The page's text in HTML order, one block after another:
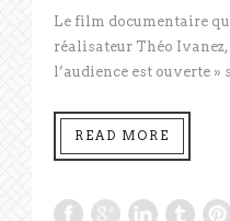
Le film documentaire
réalisateur Théo
l’audience est ouverte »
READ MORE